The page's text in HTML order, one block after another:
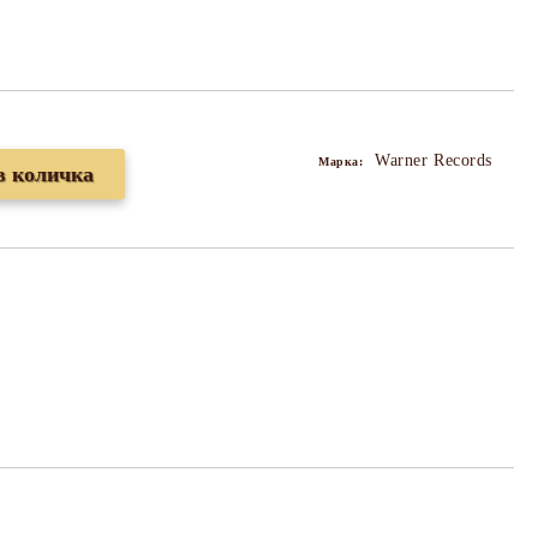
Марка: Warner Records